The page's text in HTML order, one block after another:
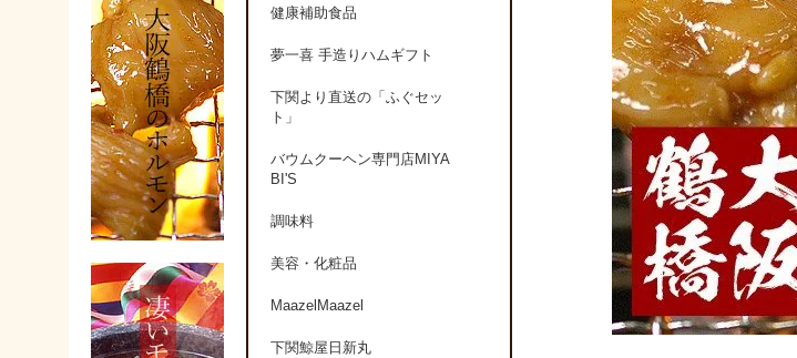
健康補助食品
夢一喜 手造りハムギフト
下関より直送の「ふぐセッ
ト」
バウムクーヘン専門店MIYA
BI'S
調味料
美容・化粧品
MaazelMaazel
下関鯨屋日新丸